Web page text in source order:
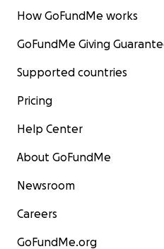
How GoFundMe works
GoFundMe Giving
Supported countries
Pricing
Help Center
About GoFundMe
Newsroom
Careers
GoFundMe.org